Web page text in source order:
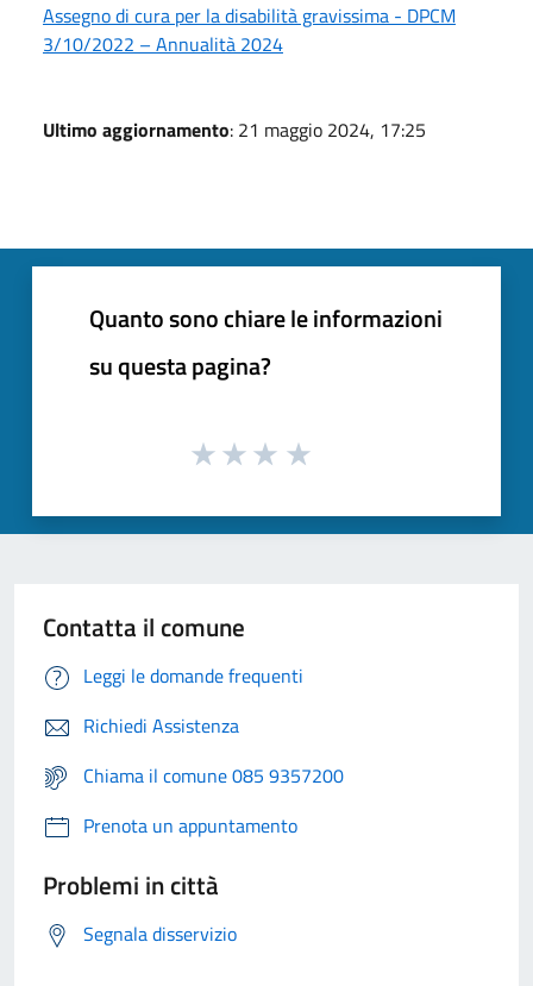
Assegno di cura per la disabilità gravissima - DPCM
3/10/2022 – Annualità 2024
Ultimo aggiornamento: 21 maggio 2024, 17:25
Quanto sono chiare le informazioni
su questa pagina?
Contatta il comune
Leggi le domande frequenti
Richiedi Assistenza
Chiama il comune 085 9357200
Prenota un appuntamento
Problemi in città
Segnala disservizio